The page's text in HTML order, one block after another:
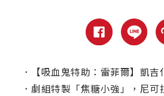
．
【吸血鬼特助：雷菲爾】凱吉化身「慣老
． 劇組特製「焦糖小強」，尼可拉斯霍特為【